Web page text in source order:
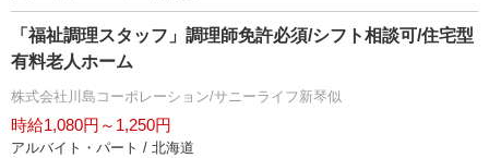
「福祉調理スタッフ」調理師免許必須/シフト相談可/住宅型
有料老人ホーム
株式会社川島コーポレーション/サニーライフ新琴似
時給1,080円～1,250円
アルバイト・パート / 北海道